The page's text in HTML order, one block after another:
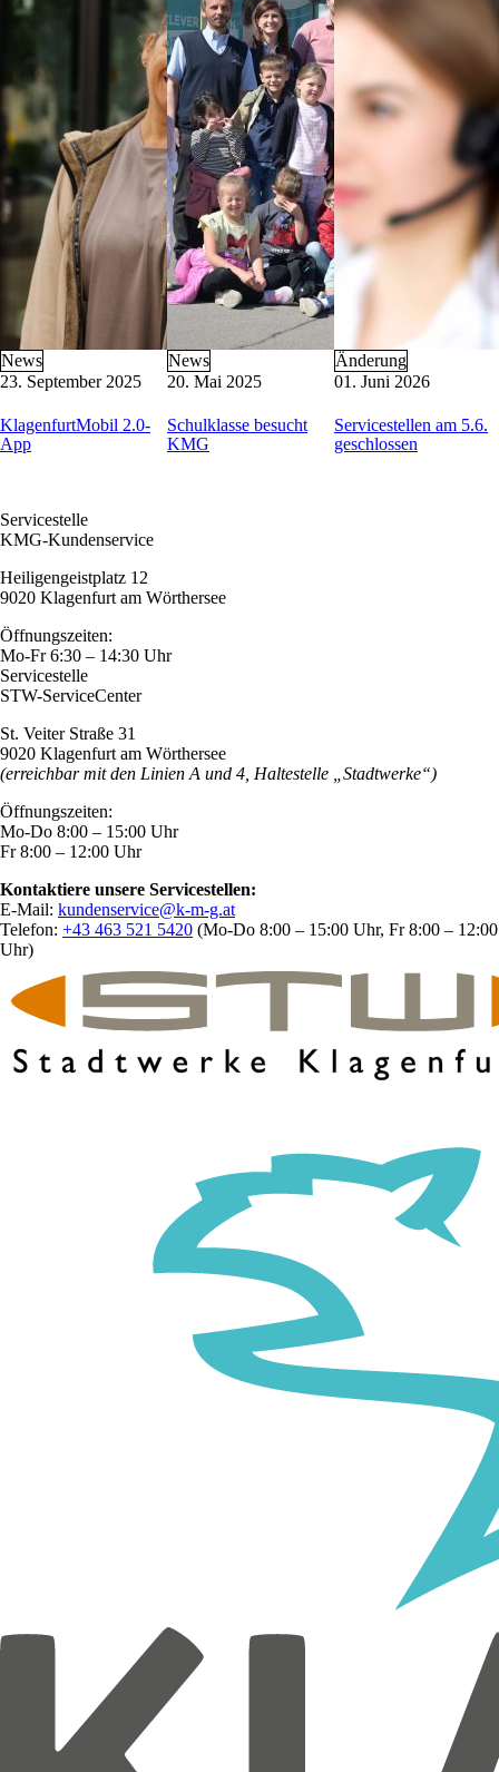
KMG-Busschule
Barrierefreie Mobilität
Busverkehr im Blackout-Fall
Buswerbung
Formulare
Parkraum-Management
Nützliche Links
Kontakt
KMG-Kundenservice
Heiligengeistplatz 12
9020 Klagenfurt am Wörthersee
Öffnungszeiten: Mo-Fr 6:30 – 14:30 Uhr
E-Mail:
kundenservice@k-m-g.at
Telefon:
+43 463 521 5420 (Mo-Do 8:00 – 15:00 Uhr, Fr 8:00 –
News
23. September 2025
KlagenfurtMobil 2.0-
App
News
20. Mai 2025
Schulklasse besucht
KMG
Änderung
01. Juni 2026
Servicestellen am 5.6.
geschlossen
Servicestelle
KMG-Kundenservice
Heiligengeistplatz 12
9020 Klagenfurt am Wörthersee
Öffnungszeiten:
Mo-Fr 6:30 – 14:30 Uhr
Servicestelle
STW-ServiceCenter
St. Veiter Straße 31
9020 Klagenfurt am Wörthersee
(erreichbar mit den Linien A und 4, Haltestelle „Stadtwerke“)
Öffnungszeiten:
Mo-Do 8:00 – 15:00 Uhr
Fr 8:00 – 12:00 Uhr
Kontaktiere unsere Servicestellen:
E-Mail: kundenservice@k-m-g.at
Telefon: +43 463 521 5420 (Mo-Do 8:00 – 15:00 Uhr, Fr 8:00 – 12:00
Uhr)